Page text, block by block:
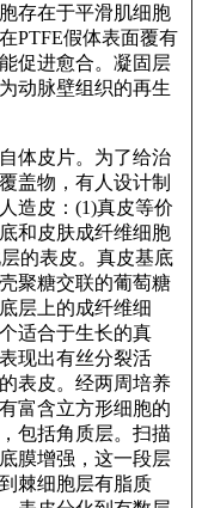
存在于平滑肌细胞
PTFE假体表面覆有
促进愈合。凝固层
动脉壁组织的再生
体皮片。为了给治
盖物，有人设计制
造皮：(1)真皮等价
和皮肤成纤维细胞
的表皮。真皮基底
聚糖交联的葡萄糖
层上的成纤维细
适合于生长的真
现出有丝分裂活
表皮。经两周培养
富含立方形细胞的
包括角质层。扫描
膜增强，这一段层
棘细胞层有脂质